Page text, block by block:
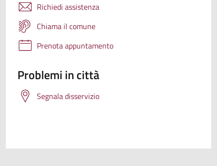
Richiedi assistenza
Chiama il comune
Prenota appuntamento
Problemi in città
Segnala disservizio